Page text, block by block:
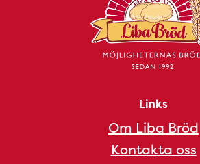
Links
Om Liba Bröd
Kontakta oss